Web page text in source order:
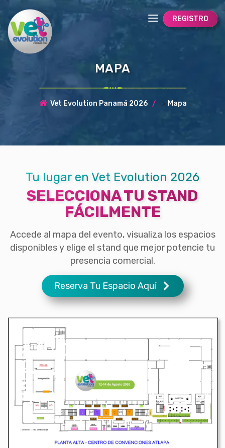
REGISTRO
MAPA
Vet Evolution Panamá 2026 > Mapa
Tu lugar en Vet Evolution 2026
SELECCIONA TU STAND
FÁCILMENTE
Accede al mapa del evento, visualiza los espacios
disponibles y elige el stand que mejor potencie tu
presencia comercial.
Reserva Tu Espacio Aquí